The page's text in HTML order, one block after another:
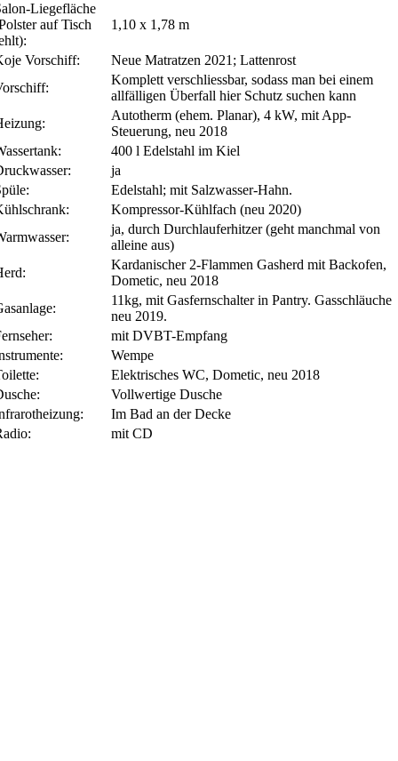
Liegefläche
auf Tisch
1,10 x 1,78 m
Vorschiff:
Neue Matratzen 2021; Lattenrost
Komplett verschliessbar, sodass man bei einem
allfälligen Überfall hier Schutz suchen kann
Autotherm (ehem. Planar), 4 kW, mit App-
Steuerung, neu 2018
400 l Edelstahl im Kiel
ja
Edelstahl; mit Salzwasser-Hahn.
Kompressor-Kühlfach (neu 2020)
ja, durch Durchlauferhitzer (geht manchmal von
alleine aus)
Kardanischer 2-Flammen Gasherd mit Backofen,
Dometic, neu 2018
11kg, mit Gasfernschalter in Pantry. Gasschläuche
neu 2019.
mit DVBT-Empfang
Wempe
Elektrisches WC, Dometic, neu 2018
Vollwertige Dusche
Im Bad an der Decke
mit CD